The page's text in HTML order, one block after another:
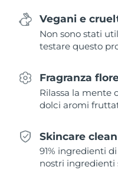
Vegani e
Non sono stati
testare questo
Fragranza
Rilassa la mente
dolci aromi
Skincare clean
91% ingredienti
nostri ingredienti
Slovacchia
Slovenia
Sudafrica
Corea del Sud
Spagna
Svezia